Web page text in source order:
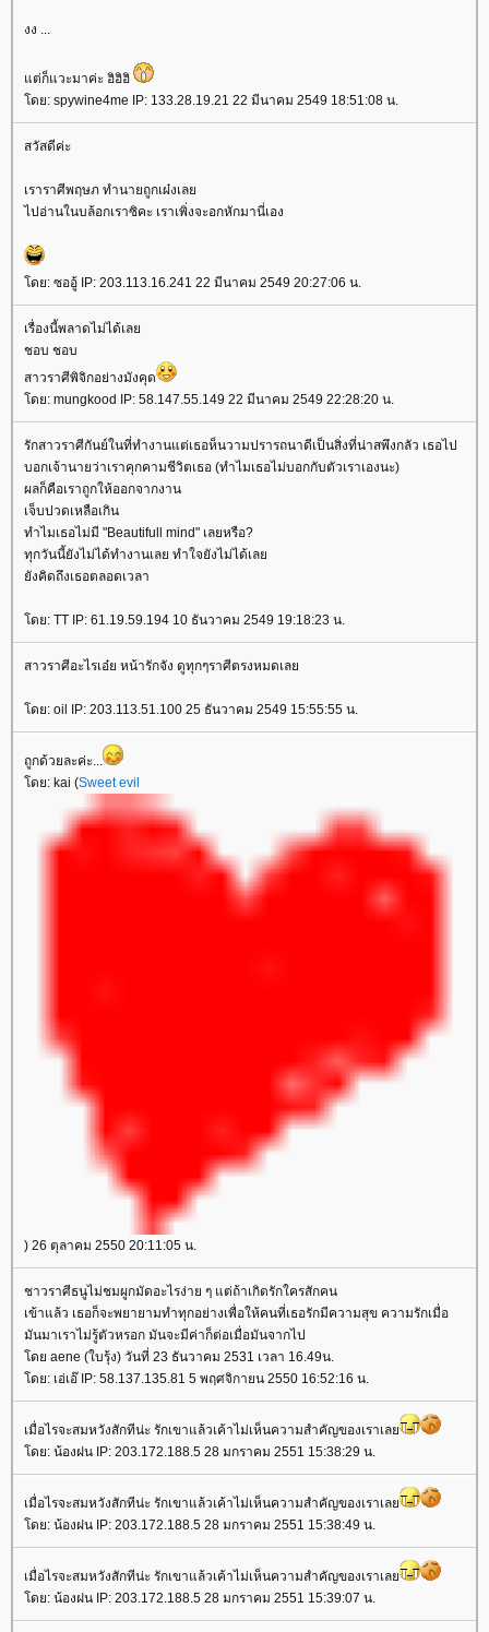
งง ...
ต่ก็แวะมาค่ะ ฮิฮิฮิ
ดย: spywine4me IP: 133.28.19.21 22 มีนาคม 2549 18:51:08 น.
สวัสดีค่ะ
เราราศีพฤษภ ทำนายถูกเผ๋งเล
ไปอ่านในบล้อกเราซิคะ เราเพิ่งจะอกหักมานี่เอง
ดย: ซออู้ IP: 203.113.16.241 22 มีนาคม 2549 20:27:06 น.
เรื่องนี้พลาดไม่ได้เล
ชอบ ชอบ
สาวราศีพิจิกอย่างมังคุด
ดย: mungkood IP: 58.147.55.149 22 มีนาคม 2549 22:28:20 น.
รักสาวราศีกันย์ในที่ทำงานแต่เธอห็นวามปรารถนาดีเป็นสิ่งที่น่าสพึงกลัว เธอไป
บอกเจ้านายว่าเราคุกคามชีวิตเธอ (ทำไมเธอไม่บอกกับตัวเราเองนะ)
ผลก็คือเราถูกให้ออกจากงาน
เจ็บปวดเหลือเกิน
ทำไมเธอไม่มี "Beautifull mind" เลยหรือ?
ทุกวันนี้ยังไม่ได้ทำงานเลย ทำใจยังไม่ได้เล
ังคิดถึงเธอตลอดเวลา
ดย: TT IP: 61.19.59.194 10 ธันวาคม 2549 19:18:23 น.
สาวราศีอะไรเอ๋ย หน้ารักจัง ดูทุกๆราศีตรงหมดเล
ดย: oil IP: 203.113.51.100 25 ธันวาคม 2549 15:55:55 น.
ถูกด้วยละค่ะ...
ดย: kai (Sweet evil
) 26 ตุลาคม 2550 20:11:05 น.
ชาวราศีธนูไม่ชมผูกมัดอะไรง่าย ๆ แต่ถ้าเกิดรักใครสักคน
เข้าแล้ว เธอก็จะพยายามทำทุกอย่างเพื่อให้คนที่เธอรักมีความสุข ความรักเมื่อ
มันมาเราไม่รู้ตัวหรอก มันจะมีค่าก็ต่อเมื่อมันจากไป
ดย aene (ใบรุ้ง) วันที่ 23 ธันวาคม 2531 เวลา 16.49น.
ดย: เอ่เอ๊ IP: 58.137.135.81 5 พฤศจิกายน 2550 16:52:16 น.
เมื่อไรจะสมหวังสักทีน่ะ รักเขาแล้วเค้าไม่เห็นความสำคัญของเราเล
ดย: น้องฝน IP: 203.172.188.5 28 มกราคม 2551 15:38:29 น.
เมื่อไรจะสมหวังสักทีน่ะ รักเขาแล้วเค้าไม่เห็นความสำคัญของเราเล
ดย: น้องฝน IP: 203.172.188.5 28 มกราคม 2551 15:38:49 น.
เมื่อไรจะสมหวังสักทีน่ะ รักเขาแล้วเค้าไม่เห็นความสำคัญของเราเล
ดย: น้องฝน IP: 203.172.188.5 28 มกราคม 2551 15:39:07 น.